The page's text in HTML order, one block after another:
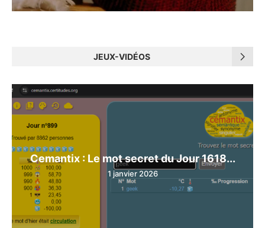
JEUX-VIDÉOS
Cemantix : Le mot secret du Jour 1618...
1 janvier 2026